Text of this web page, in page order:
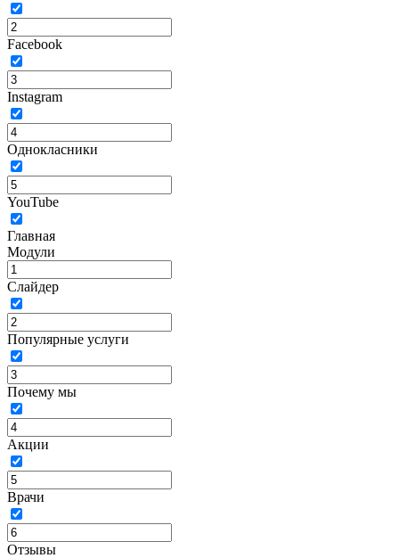
Facebook
Instagram
Однокласники
YouTube
Главная
Модули
Слайдер
Популярные услуги
Почему мы
Акции
Врачи
Отзывы